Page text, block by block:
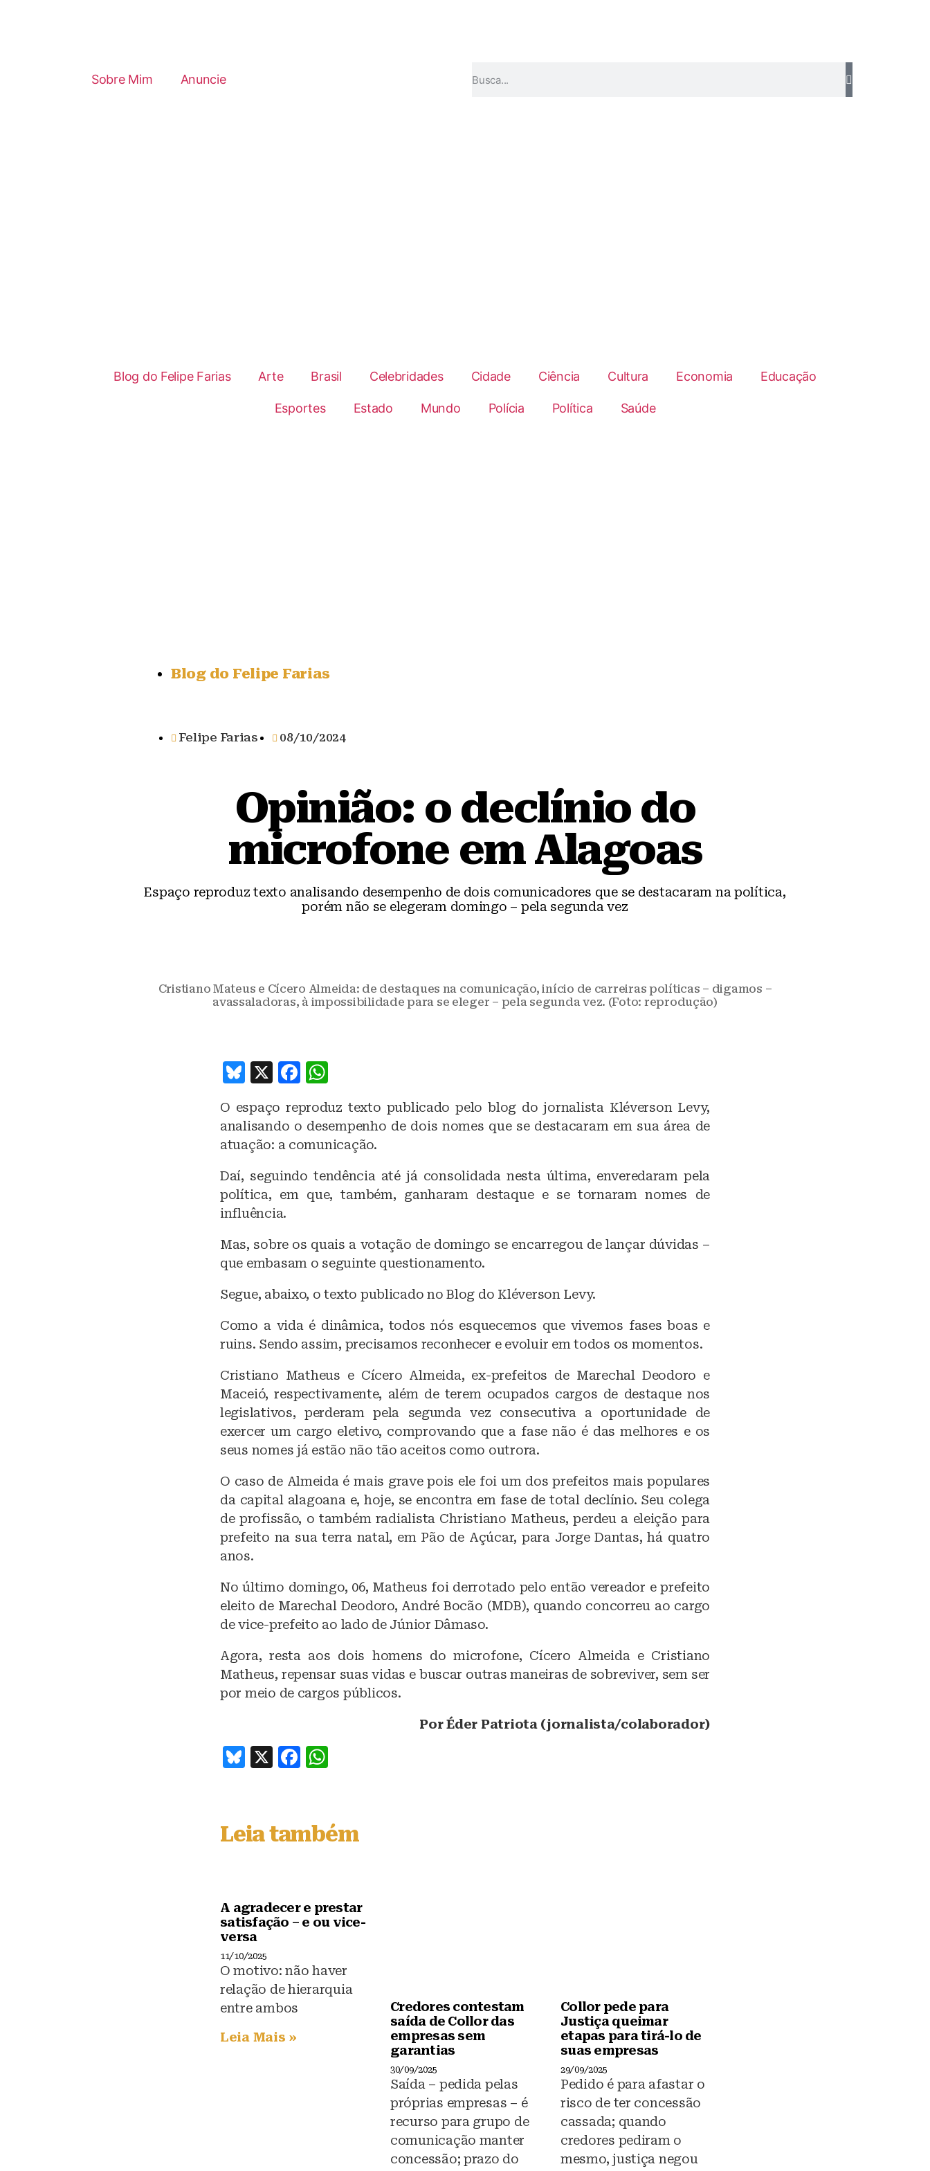
Sobre Mim Anuncie
Blog do Felipe Farias Arte Brasil Celebridades Cidade Ciência Cultura Economia Educação
Esportes Estado Mundo Polícia Política Saúde
Blog do Felipe Farias
Felipe Farias 08/10/2024
Opinião: o declínio do
microfone em Alagoas
Espaço reproduz texto analisando desempenho de dois comunicadores que se destacaram na política,
porém não se elegeram domingo – pela segunda vez
Cristiano Mateus e Cícero Almeida: de destaques na comunicação, início de carreiras políticas – digamos –
avassaladoras, à impossibilidade para se eleger – pela segunda vez. (Foto: reprodução)
B
e
s
k
y
X
F
c
e
o
o
at
s
p
p
O espaço reproduz texto publicado pelo blog do jornalista Kléverson Levy,
analisando o desempenho de dois nomes que se destacaram em sua área de
atuação: a comunicação.
Daí, seguindo tendência até já consolidada nesta última, enveredaram pela
política, em que, também, ganharam destaque e se tornaram nomes de
influência.
Mas, sobre os quais a votação de domingo se encarregou de lançar dúvidas –
que embasam o seguinte questionamento.
Segue, abaixo, o texto publicado no Blog do Kléverson Levy.
Como a vida é dinâmica, todos nós esquecemos que vivemos fases boas e
ruins. Sendo assim, precisamos reconhecer e evoluir em todos os momentos.
Cristiano Matheus e Cícero Almeida, ex-prefeitos de Marechal Deodoro e
Maceió, respectivamente, além de terem ocupados cargos de destaque nos
legislativos, perderam pela segunda vez consecutiva a oportunidade de
exercer um cargo eletivo, comprovando que a fase não é das melhores e os
seus nomes já estão não tão aceitos como outrora.
O caso de Almeida é mais grave pois ele foi um dos prefeitos mais populares
da capital alagoana e, hoje, se encontra em fase de total declínio. Seu colega
de profissão, o também radialista Christiano Matheus, perdeu a eleição para
prefeito na sua terra natal, em Pão de Açúcar, para Jorge Dantas, há quatro
anos.
No último domingo, 06, Matheus foi derrotado pelo então vereador e prefeito
eleito de Marechal Deodoro, André Bocão (MDB), quando concorreu ao cargo
de vice-prefeito ao lado de Júnior Dâmaso.
Agora, resta aos dois homens do microfone, Cícero Almeida e Cristiano
Matheus, repensar suas vidas e buscar outras maneiras de sobreviver, sem ser
por meio de cargos públicos.
Por Éder Patriota (jornalista/colaborador)
B
s
k
X
F
e
b
k
s
A
Leia também
A agradecer e prestar
satisfação – e ou vice-
versa
11/10/2025
O motivo: não haver
relação de hierarquia
entre ambos
Leia Mais »
Credores contestam
saída de Collor das
empresas sem
garantias
30/09/2025
Saída – pedida pelas
próprias empresas – é
recurso para grupo de
comunicação manter
concessão; prazo do
Collor pede para
Justiça queimar
etapas para tirá-lo de
suas empresas
29/09/2025
Pedido é para afastar o
risco de ter concessão
cassada; quando
credores pediram o
mesmo, justiça negou